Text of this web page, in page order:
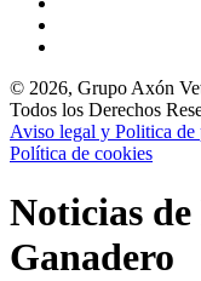
© 2026, Grupo Axón
Todos los Derechos
Aviso legal y Politica de
Política de cookies
Noticias
Ganadero